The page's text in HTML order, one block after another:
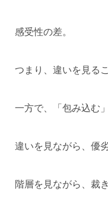
感受性の差。
つまり、違いを見る
一方で、「包み込む
違いを見ながら、優
階層を見ながら、裁